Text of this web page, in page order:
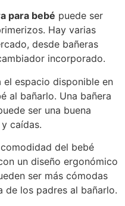
para bebé puede ser
Hay varias
desde bañeras
incorporado.
espacio disponible en
al bañarlo. Una bañera
ser una buena
caídas.
del bebé
un diseño ergonómico
ser más cómodas
de los padres al bañarlo.